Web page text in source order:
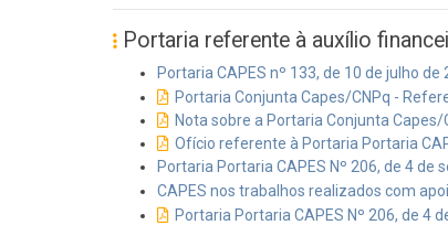
Portaria referente à auxílio
Portaria CAPES nº 133, de 10 de julho
Portaria Conjunta Capes/CNPq -
Nota sobre a Portaria Conjunta
Ofício referente à Portaria Portaria
Portaria Portaria CAPES Nº 206, de 4
CAPES nos trabalhos realizados com
Portaria Portaria CAPES Nº 206, de 4